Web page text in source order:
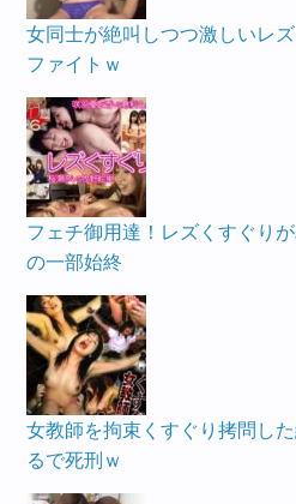
女同士が絶叫しつつ激しいレ
ファイトｗ
フェチ御用達！レズくすぐり
の一部始終
女教師を拘束くすぐり拷問し
るで死刑ｗ